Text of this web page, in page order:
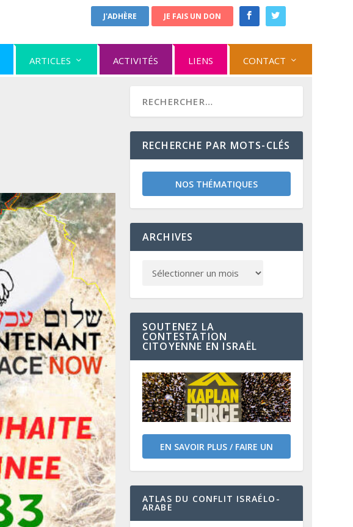
J'ADHÈRE JE FAIS UN DON
ARTICLES ACTIVITÉS LIENS CONTACT
RECHERCHE PAR MOTS-CLÉS
NOS THÉMATIQUES
ARCHIVES
SOUTENEZ LA
CONTESTATION
CITOYENNE EN ISRAËL
EN SAVOIR PLUS / FAIRE UN
DON
ATLAS DU CONFLIT ISRAÉLO-
ARABE